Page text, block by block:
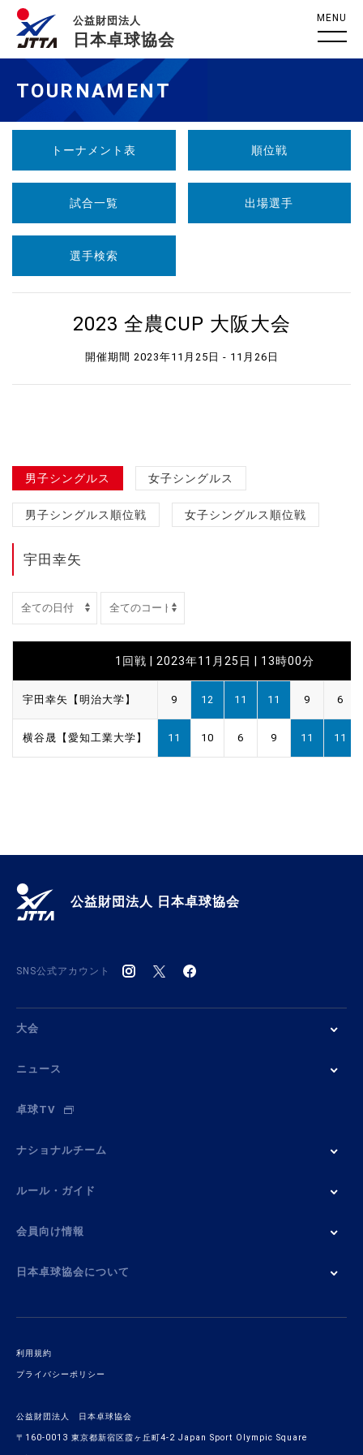
公益財団法人
日本卓球協会
MENU
TOURNAMENT
トーナメント表 順位戦
試合一覧 出場選手
選手検索
2023 全農CUP 大阪大会
開催期間 2023年11月25日 - 11月26日
男子シングルス 女子シングルス
男子シングルス順位戦 女子シングルス順位戦
宇田幸矢
1回戦 | 2023年11月25日 | 13時00分
宇田幸矢【明治大学】 9 12 11 11 9 6
横谷晟【愛知工業大学】 11 10 6 9 11 11
公益財団法人 日本卓球協会
SNS公式アカウント
大会
ニュース
卓球TV
ナショナルチーム
ルール・ガイド
会員向け情報
日本卓球協会について
利用規約
プライバシーポリシー
公益財団法人 日本卓球協会
〒160-0013 東京都新宿区霞ヶ丘町4-2 Japan Sport Olympic Square